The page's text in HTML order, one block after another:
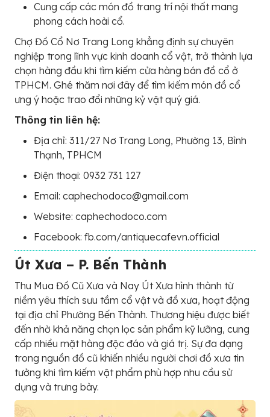
Cung cấp các món đồ trang trí nội thất mang
phong cách hoài cổ.
Chợ Đồ Cổ Nơ Trang Long khẳng định sự chuyên
nghiệp trong lĩnh vực kinh doanh cổ vật, trở thành lựa
chọn hàng đầu khi tìm kiếm cửa hàng bán đồ cổ ở
TPHCM. Ghé thăm nơi đây để tìm kiếm món đồ cổ
ưng ý hoặc trao đổi những kỷ vật quý giá.
Thông tin liên hệ:
Địa chỉ: 311/27 Nơ Trang Long, Phường 13, Bình
Thạnh, TPHCM
Điện thoại: 0932 731 127
Email: caphechodoco@gmail.com
Website: caphechodoco.com
Facebook: fb.com/antiquecafevn.official
Út Xưa – P. Bến Thành
Thu Mua Đồ Cũ Xưa và Nay Út Xưa hình thành từ
niềm yêu thích sưu tầm cổ vật và đồ xưa, hoạt động
tại địa chỉ Phường Bến Thành. Thương hiệu được biết
đến nhờ khả năng chọn lọc sản phẩm kỹ lưỡng, cung
cấp nhiều mặt hàng độc đáo và giá trị. Sự đa dạng
trong nguồn đồ cũ khiến nhiều người chơi đồ xưa tin
tưởng khi tìm kiếm vật phẩm phù hợp nhu cầu sử
dụng và trưng bày.